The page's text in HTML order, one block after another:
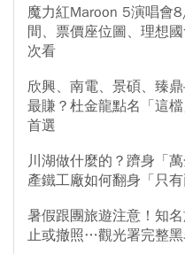
魔力紅Maroon 5演唱會
間、票價座位圖、理想
次看
欣興、南電、景碩、臻
最賺？杜金龍點名「這
首選
川湖做什麼的？躋身「
產鐵工廠如何翻身「只
暑假跟團旅遊注意！知
止或撤照…觀光署完整